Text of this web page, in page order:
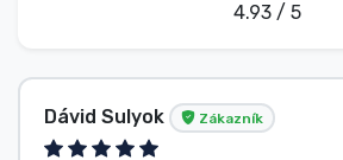
4.93 / 5
Dávid Sulyok Zákazník